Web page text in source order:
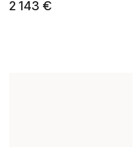
2 143 €